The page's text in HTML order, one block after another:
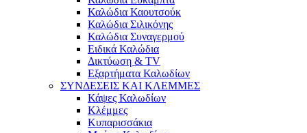
Καλώδια Καουτσούκ
Καλώδια Σιλικόνης
Καλώδια Συναγερμού
Ειδικά Καλώδια
Δικτύωση & TV
Εξαρτήματα Καλωδίων
ΣΥΝΔΕΣΕΙΣ ΚΑΙ ΚΛΕΜΜΕΣ
Κάψες Καλωδίων
Κλέμμες
Κυπαρισσάκια